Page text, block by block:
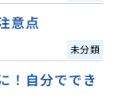
意点
未分類
！自分ででき